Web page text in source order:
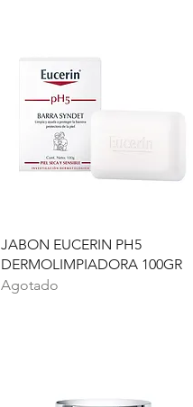
Vista rápida
JABON EUCERIN PH5
DERMOLIMPIADORA 100GR
Agotado